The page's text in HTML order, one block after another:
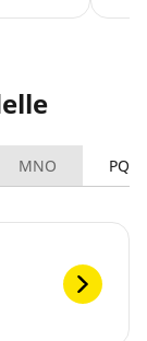
MNO PQRS